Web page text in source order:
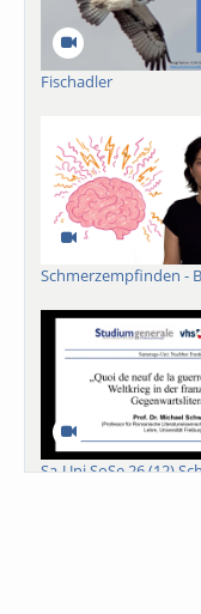
Fischadler
Schmerzempfinden -
Sa-Uni SoSe 26 (12)